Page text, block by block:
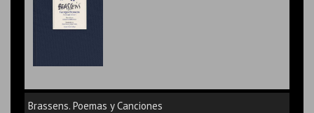
Brassens. Poemas y Canciones